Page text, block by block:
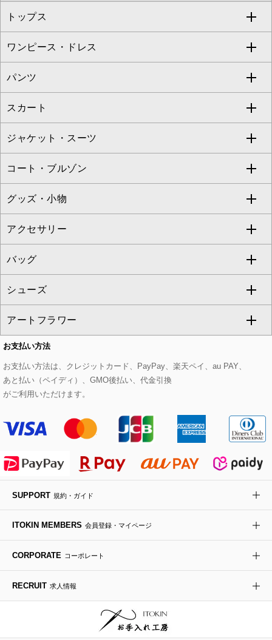
Sybilla
S sybilla
Jocomomola
TARA JARMON
ZAPA
TONEA
al'aise modulation
GEORGES RECH
GIANNI LO GIUDICE
CHRISTIAN AUJARD
CHRISTIAN AUJARD Lサイズ
eur3
Maison de CINQ
MK MICHEL KLEIN BAG
HIROKO KOSHINO
EMILIO ROBBA
BUYERS SELECT
トップス
すべてのトップス
カットソー・Tシャツ
ブラウス・シャツ
ニット・セーター
カーディガン
アンサンブルセット
ベスト・ジレ
パーカー
タンクトップ・キャミソール
スウェット・ジャージー
その他のトップス
ワンピース・ドレス
すべてのワンピース・ドレス
ワンピース
ドレス
チュニック
ジャンパースカート
その他のワンピース・ドレス
パンツ
すべてのパンツ
フルレングスパンツ
クロップド・半端丈パンツ
ガウチョ・ワイドパンツ
ハーフ・ショート丈パンツ
サロペット・オールインワン
その他のパンツ
スカート
すべてのスカート
ロング・マキシ丈スカート
ひざ丈スカート
ミモレ丈スカート
ショート・ミニ丈スカート
その他のスカート
ジャケット・スーツ
すべてのジャケット・スーツ
テーラードジャケット
ノーカラージャケット
セットアップ
セットアップジャケット
セットアップパンツ
セットアップスカート
セットアップワンピース
コート・ブルゾン
すべてのコート・ブルゾン
トレンチコート
ピーコート
ダッフルコート
チェスターコート
モッズコート
ステンカラーコート
ライダースジャケット
デニムジャケット
ダウンジャケット・コート
グッズ・小物
すべてのグッズ・小物
マスク
ストール・マフラー・スヌード
ベルト・サスペンダー
帽子
ヘアアクセサリー
ハンカチ・バンダナ
手袋
チャーム・ストラップ
アクセサリー
すべてのアクセサリー
ネックレス
ピアス・イヤリング
ブレスレット・バングル
ブローチ・コサージュ
バッグ
すべてのバッグ
トートバッグ
ショルダーバッグ
ボストンバッグ
バックパック・リュック
ボディバッグ・メッセンジャーバッグ
トラベルバッグ
シューズ
すべてのシューズ
パンプス
スニーカー
フラットシューズ
ローファー
ドレスシューズ
アートフラワー
すべてのアートフラワー
ローズ
カサブランカ・カラー
ラナンキュラス
ポプリアレンジ＆フレグランス
お支払い方法
お支払い方法は、クレジットカード、PayPay、楽天ペイ、au PAY、
あと払い（ペイディ）、GMO後払い、代金引換
がご利用いただけます。
SUPPORT 規約・ガイド
ITOKIN MEMBERS 会員登録・マイページ
CORPORATE コーポレート
RECRUIT 求人情報